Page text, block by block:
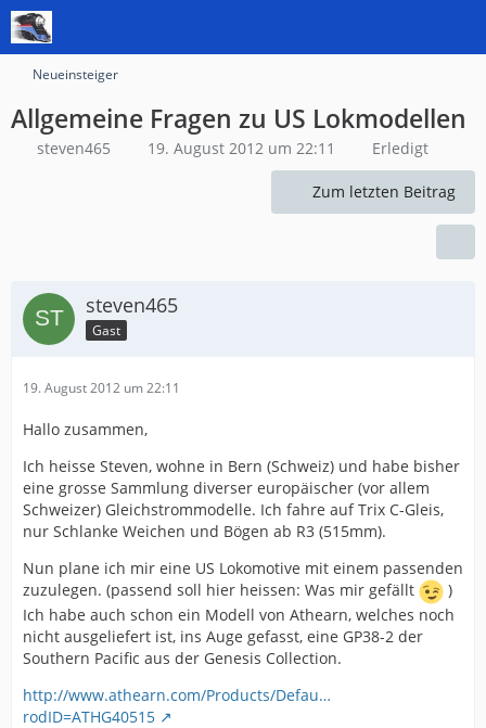
Neueinsteiger
Allgemeine Fragen zu US Lokmodellen
steven465 19. August 2012 um 22:11 Erledigt
Zum letzten Beitrag
steven465
Gast
19. August 2012 um 22:11
Hallo zusammen,
Ich heisse Steven, wohne in Bern (Schweiz) und habe bisher
eine grosse Sammlung diverser europäischer (vor allem
Schweizer) Gleichstrommodelle. Ich fahre auf Trix C-Gleis,
nur Schlanke Weichen und Bögen ab R3 (515mm).
Nun plane ich mir eine US Lokomotive mit einem passenden
zuzulegen. (passend soll hier heissen: Was mir gefällt
)
Ich habe auch schon ein Modell von Athearn, welches noch
nicht ausgeliefert ist, ins Auge gefasst, eine GP38-2 der
Southern Pacific aus der Genesis Collection.
http://www.athearn.com/Products/Defau…
rodID=ATHG40515